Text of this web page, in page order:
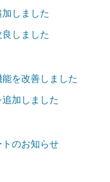
しました
しました
を改善しました
加しました
トのお知らせ